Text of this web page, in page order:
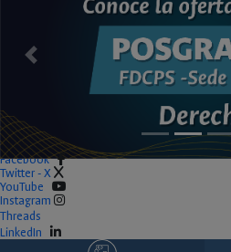
Anterior
Facebook
Twitter - X
YouTube
Instagram
Threads
LinkedIn